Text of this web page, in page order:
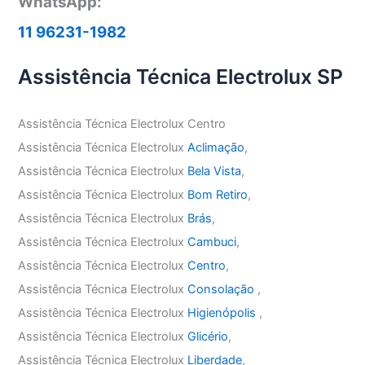
11 96231-1982
Assistência Técnica Electrolux SP
Assistência Técnica Electrolux Centro
Assistência Técnica ElectroluxAclimação,
Assistência Técnica Electrolux Bela Vista,
Assistência Técnica Electrolux Bom Retiro,
Assistência Técnica Electrolux Brás,
Assistência Técnica ElectroluxCambuci,
Assistência Técnica ElectroluxCentro,
Assistência Técnica ElectroluxConsolação ,
Assistência Técnica Electrolux Higienópolis ,
Assistência Técnica ElectroluxGlicério,
Assistência Técnica Electrolux Liberdade,